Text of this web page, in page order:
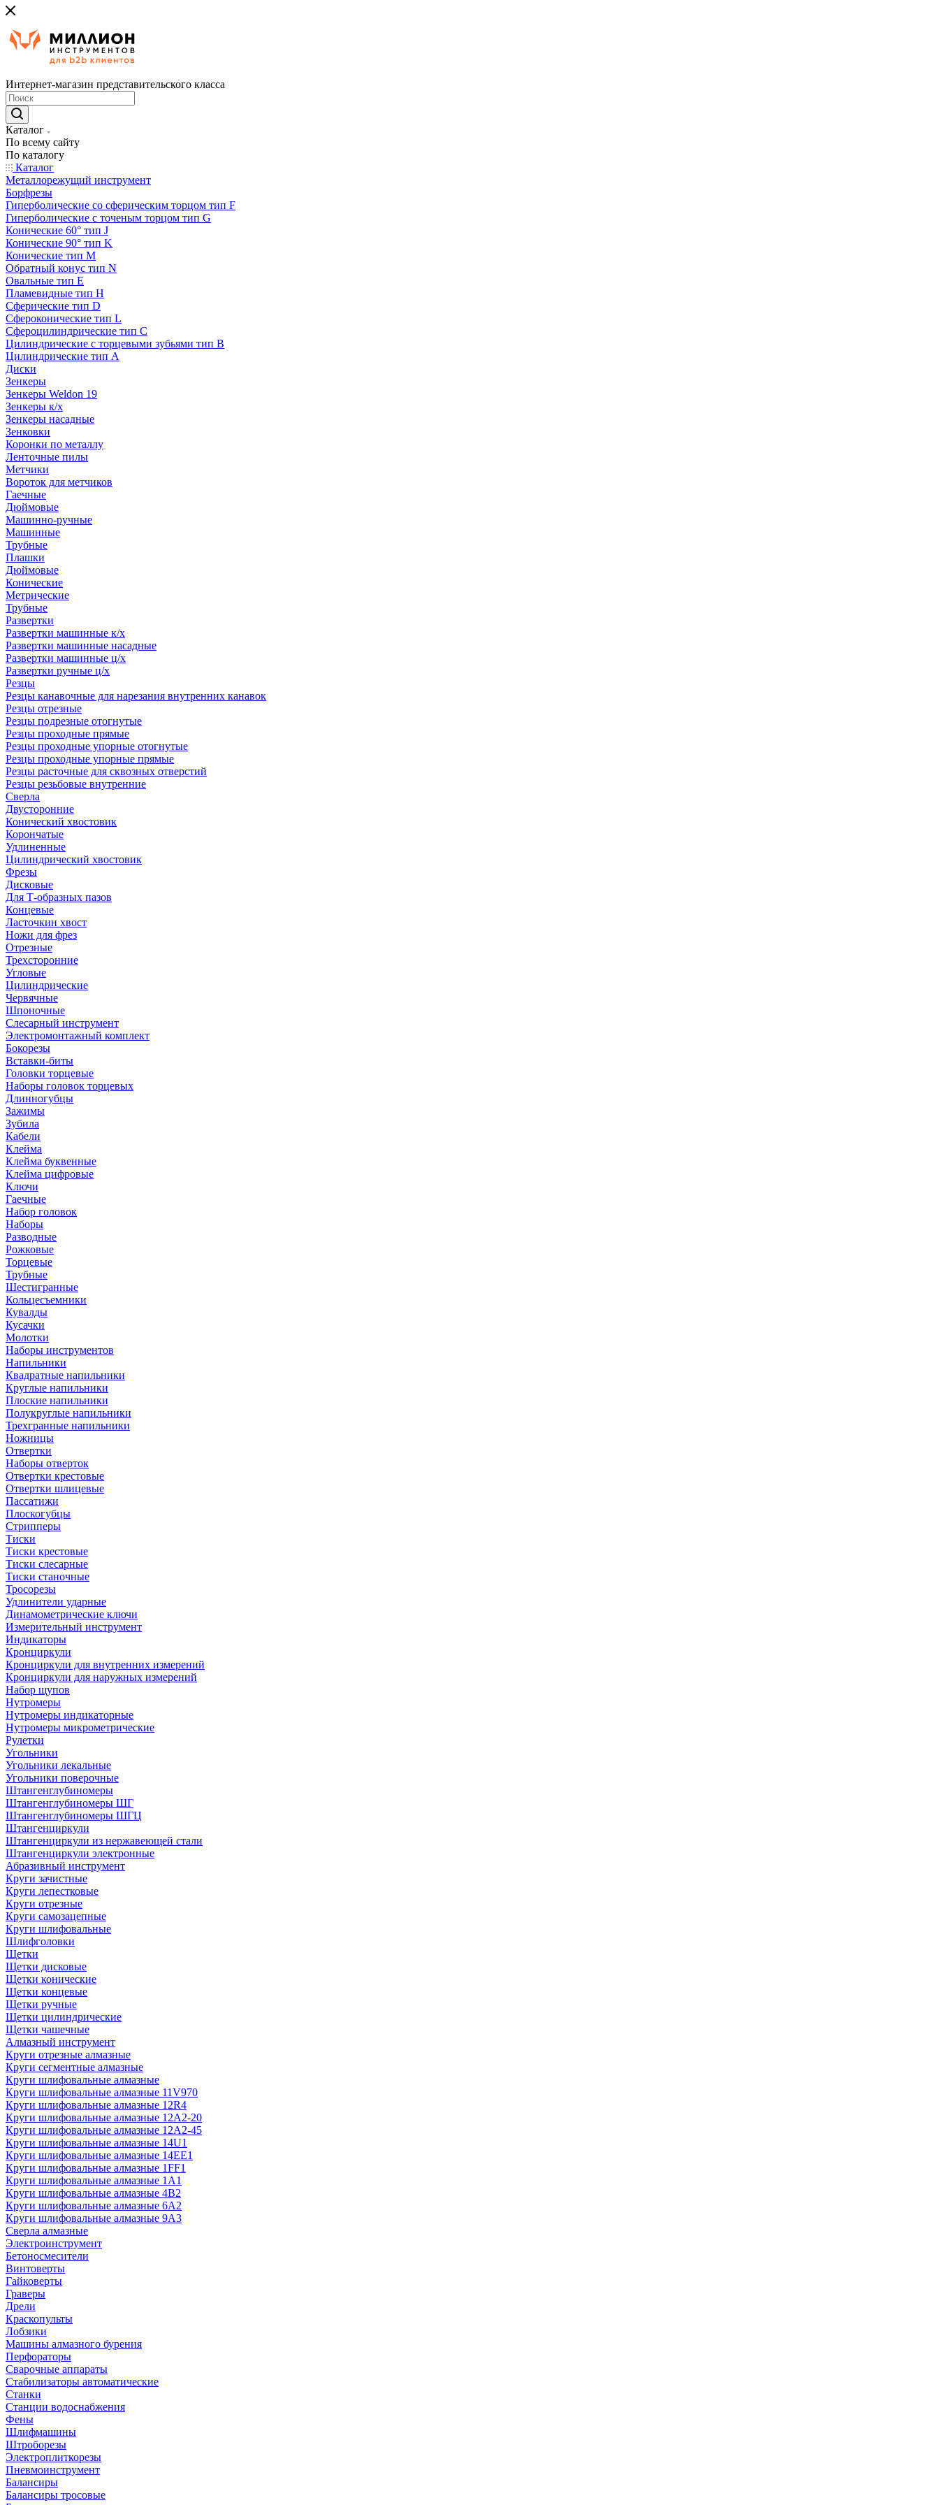
Интернет-магазин представительского класса
Каталог
По всему сайту
По каталогу
Каталог
Металлорежущий инструмент
Борфрезы
Гиперболические cо сферическим торцом тип F
Гиперболические с точеным торцом тип G
Конические 60° тип J
Конические 90° тип K
Конические тип M
Обратный конус тип N
Овальные тип E
Пламевидные тип H
Сферические тип D
Сфероконические тип L
Сфероцилиндрические тип C
Цилиндрические с торцевыми зубьями тип B
Цилиндрические тип А
Диски
Зенкеры
Зенкеры Weldon 19
Зенкеры к/х
Зенкеры насадные
Зенковки
Коронки по металлу
Ленточные пилы
Метчики
Вороток для метчиков
Гаечные
Дюймовые
Машинно-ручные
Машинные
Трубные
Плашки
Дюймовые
Конические
Метрические
Трубные
Развертки
Развертки машинные к/х
Развертки машинные насадные
Развертки машинные ц/х
Развертки ручные ц/х
Резцы
Резцы канавочные для нарезания внутренних канавок
Резцы отрезные
Резцы подрезные отогнутые
Резцы проходные прямые
Резцы проходные упорные отогнутые
Резцы проходные упорные прямые
Резцы расточные для сквозных отверстий
Резцы резьбовые внутренние
Сверла
Двусторонние
Конический хвостовик
Корончатые
Удлиненные
Цилиндрический хвостовик
Фрезы
Дисковые
Для Т-образных пазов
Концевые
Ласточкин хвост
Ножи для фрез
Отрезные
Трехсторонние
Угловые
Цилиндрические
Червячные
Шпоночные
Слесарный инструмент
Электромонтажный комплект
Бокорезы
Вставки-биты
Головки торцевые
Наборы головок торцевых
Длинногубцы
Зажимы
Зубила
Кабели
Клейма
Клейма буквенные
Клейма цифровые
Ключи
Гаечные
Набор головок
Наборы
Разводные
Рожковые
Торцевые
Трубные
Шестигранные
Кольцесъемники
Кувалды
Кусачки
Молотки
Наборы инструментов
Напильники
Квадратные напильники
Круглые напильники
Плоские напильники
Полукруглые напильники
Трехгранные напильники
Ножницы
Отвертки
Наборы отверток
Отвертки крестовые
Отвертки шлицевые
Пассатижи
Плоскогубцы
Стрипперы
Тиски
Тиски крестовые
Тиски слесарные
Тиски станочные
Тросорезы
Удлинители ударные
Динамометрические ключи
Измерительный инструмент
Индикаторы
Кронциркули
Кронциркули для внутренних измерений
Кронциркули для наружных измерений
Набор щупов
Нутромеры
Нутромеры индикаторные
Нутромеры микрометрические
Рулетки
Угольники
Угольники лекальные
Угольники поверочные
Штангенглубиномеры
Штангенглубиномеры ШГ
Штангенглубиномеры ШГЦ
Штангенциркули
Штангенциркули из нержавеющей стали
Штангенциркули электронные
Абразивный инструмент
Круги зачистные
Круги лепестковые
Круги отрезные
Круги самозацепные
Круги шлифовальные
Шлифголовки
Щетки
Щетки дисковые
Щетки конические
Щетки концевые
Щетки ручные
Щетки цилиндрические
Щетки чашечные
Алмазный инструмент
Круги отрезные алмазные
Круги сегментные алмазные
Круги шлифовальные алмазные
Круги шлифовальные алмазные 11V970
Круги шлифовальные алмазные 12R4
Круги шлифовальные алмазные 12А2-20
Круги шлифовальные алмазные 12А2-45
Круги шлифовальные алмазные 14U1
Круги шлифовальные алмазные 14ЕЕ1
Круги шлифовальные алмазные 1FF1
Круги шлифовальные алмазные 1А1
Круги шлифовальные алмазные 4В2
Круги шлифовальные алмазные 6A2
Круги шлифовальные алмазные 9А3
Сверла алмазные
Электроинструмент
Бетоносмесители
Винтоверты
Гайковерты
Граверы
Дрели
Краскопульты
Лобзики
Машины алмазного бурения
Перфораторы
Сварочные аппараты
Стабилизаторы автоматические
Станки
Станции водоснабжения
Фены
Шлифмашины
Штроборезы
Электроплиткорезы
Пневмоинструмент
Балансиры
Балансиры тросовые